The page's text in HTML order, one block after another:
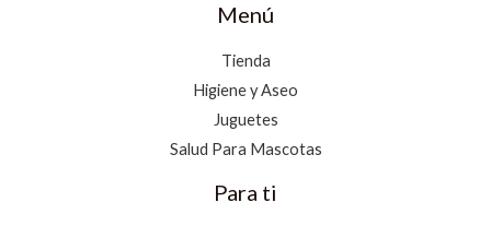
Menú
Tienda
Higiene y Aseo
Juguetes
Salud Para Mascotas
Para ti